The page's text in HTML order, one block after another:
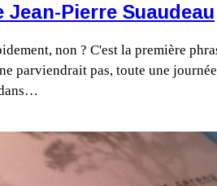
Pierre Suaudeau
non ? C'est la première
parviendrait pas, toute une